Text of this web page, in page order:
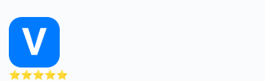
⭐⭐⭐⭐⭐